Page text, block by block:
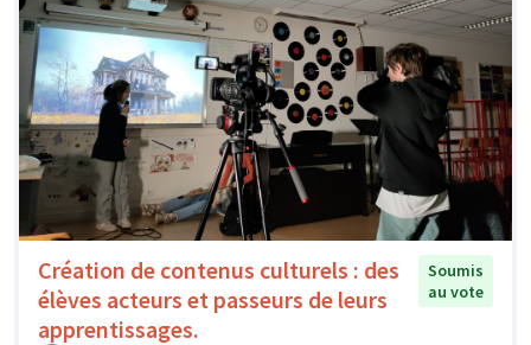
Création de contenus culturels : des
élèves acteurs et passeurs de leurs
apprentissages.
Soumis
au vote